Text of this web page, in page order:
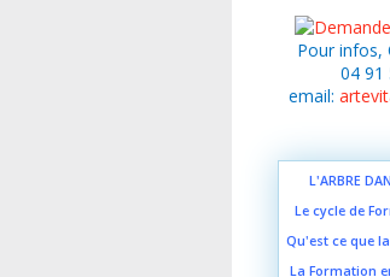
Pour infos,
04 91
email:
L'ARBRE
Le cycle de
Qu'est ce que
La Formation